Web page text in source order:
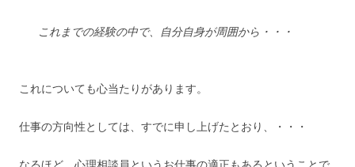
これまでの経験の中で、自分自身が周囲から・・・
これについても心当たりがあります。
仕事の方向性としては、すでに申し上げたとおり、・・・